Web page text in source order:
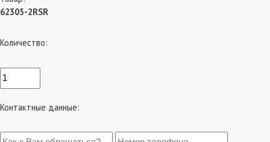
62305-2RSR
Количество:
Контактные данные: